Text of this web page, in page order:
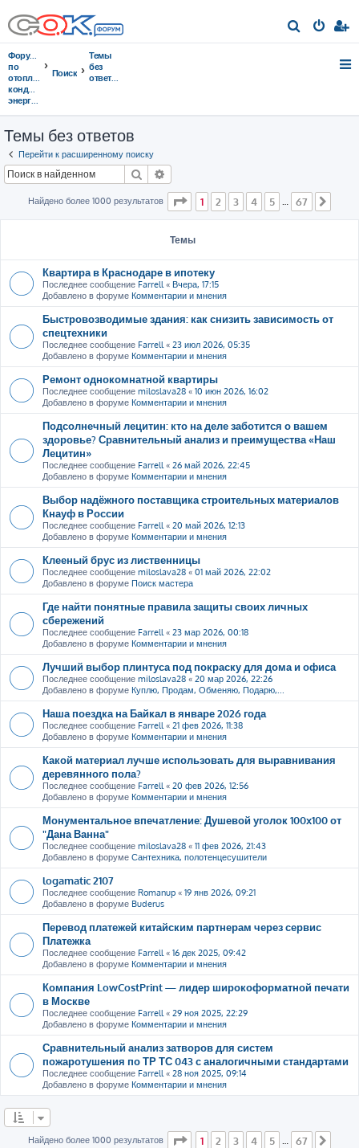
о
Форумы
по
отоплению,
кондиционированию,
энергосбережению
Поиск
Темы
без
ответов
Темы без ответов
Перейти к расширенному поиску
Поиск
Найдено более 1000 результатов Страница из 67
1 2 3 4 5 67
Темы
Квартира в Краснодаре в ипотеку
Последнее сообщение Farrell « Вчера, 17:15
Добавлено в форуме Комментарии и мнения
Быстровозводимые здания: как снизить зависимость от
спецтехники
Последнее сообщение Farrell « 23 июл 2026, 05:35
Добавлено в форуме Комментарии и мнения
Ремонт однокомнатной квартиры
Последнее сообщение miloslava28 « 10 июн 2026, 16:02
Добавлено в форуме Комментарии и мнения
Подсолнечный лецитин: кто на деле заботится о вашем
здоровье? Сравнительный анализ и преимущества «Наш
Лецитин»
Последнее сообщение Farrell « 26 май 2026, 22:45
Добавлено в форуме Комментарии и мнения
Выбор надёжного поставщика строительных материалов
Кнауф в России
Последнее сообщение Farrell « 20 май 2026, 12:13
Добавлено в форуме Комментарии и мнения
Клееный брус из лиственницы
Последнее сообщение miloslava28 « 01 май 2026, 22:02
Добавлено в форуме Поиск мастера
Где найти понятные правила защиты своих личных
сбережений
Последнее сообщение Farrell « 23 мар 2026, 00:18
Добавлено в форуме Комментарии и мнения
Лучший выбор плинтуса под покраску для дома и офиса
Последнее сообщение miloslava28 « 20 мар 2026, 22:26
Добавлено в форуме Куплю, Продам, Обменяю, Подарю,...
Наша поездка на Байкал в январе 2026 года
Последнее сообщение Farrell « 21 фев 2026, 11:38
Добавлено в форуме Комментарии и мнения
Какой материал лучше использовать для выравнивания
деревянного пола?
Последнее сообщение Farrell « 20 фев 2026, 12:56
Добавлено в форуме Комментарии и мнения
Монументальное впечатление: Душевой уголок 100х100 от
"Дана Ванна"
Последнее сообщение miloslava28 « 11 фев 2026, 21:43
Добавлено в форуме Сантехника, полотенцесушители
logamatic 2107
Последнее сообщение Romanup « 19 янв 2026, 09:21
Добавлено в форуме Buderus
Перевод платежей китайским партнерам через сервис
Платежка
Последнее сообщение Farrell « 16 дек 2025, 09:42
Добавлено в форуме Комментарии и мнения
Компания LowCostPrint — лидер широкоформатной печати
в Москве
Последнее сообщение Farrell « 29 ноя 2025, 22:29
Добавлено в форуме Комментарии и мнения
Сравнительный анализ затворов для систем
пожаротушения по ТР ТС 043 с аналогичными стандартами
Последнее сообщение Farrell « 28 ноя 2025, 09:14
Добавлено в форуме Комментарии и мнения
Найдено более 1000 результатов Страница из 67
1 2 3 4 5 67